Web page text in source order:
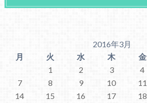
2016年3月
月
火 水 木 金
1
2 3 4
7
8 9 10 11
14
15 16 17 18